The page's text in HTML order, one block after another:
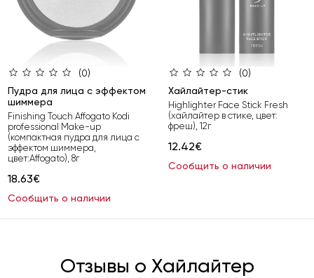
(0)
Пудра для лица с эффектом
шиммера
Finishing Touch Affogato Kodi
professional Make-up
(компактная пудра для лица с
эффектом шиммера,
цвет:Affogato), 8г
18.63€
Сообщить о наличии
(0)
Хайлайтер-стик
Highlighter Face Stick Fresh
(хайлайтер в стике, цвет:
фреш), 12г
12.42€
Сообщить о наличии
Отзывы о Хайлайтер